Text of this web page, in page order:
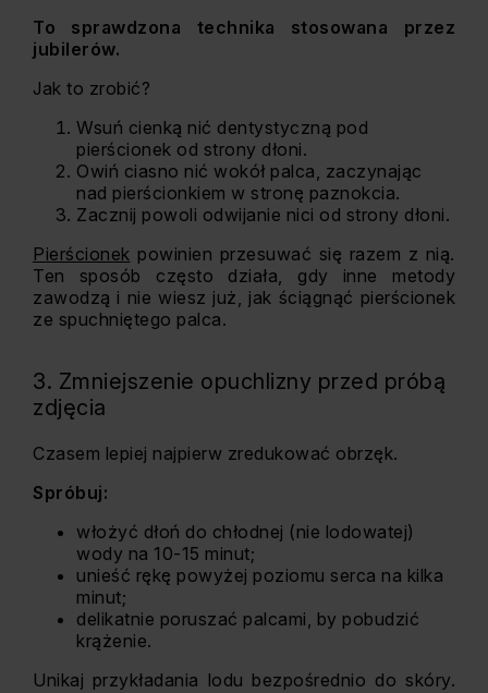
To sprawdzona technika stosowana przez
jubilerów.
Jak to zrobić?
Wsuń cienką nić dentystyczną pod
pierścionek od strony dłoni.
Owiń ciasno nić wokół palca, zaczynając
nad pierścionkiem w stronę paznokcia.
Zacznij powoli odwijanie nici od strony dłoni.
Pierścionek powinien przesuwać się razem z nią.
Ten sposób często działa, gdy inne metody
zawodzą i nie wiesz już, jak ściągnąć pierścionek
ze spuchniętego palca.
3. Zmniejszenie opuchlizny przed próbą
zdjęcia
Czasem lepiej najpierw zredukować obrzęk.
Spróbuj:
włożyć dłoń do chłodnej (nie lodowatej)
wody na 10-15 minut;
unieść rękę powyżej poziomu serca na kilka
minut;
delikatnie poruszać palcami, by pobudzić
krążenie.
Unikaj przykładania lodu bezpośrednio do skóry.